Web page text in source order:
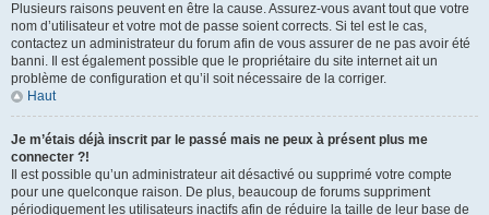
Plusieurs raisons peuvent en être la cause. Assurez-vous avant tout que votre
nom d’utilisateur et votre mot de passe soient corrects. Si tel est le cas,
contactez un administrateur du forum afin de vous assurer de ne pas avoir été
banni. Il est également possible que le propriétaire du site internet ait un
problème de configuration et qu’il soit nécessaire de la corriger.
Haut
Je m’étais déjà inscrit par le passé mais ne peux à présent plus me
connecter ?!
Il est possible qu’un administrateur ait désactivé ou supprimé votre compte
pour une quelconque raison. De plus, beaucoup de forums suppriment
périodiquement les utilisateurs inactifs afin de réduire la taille de leur base de